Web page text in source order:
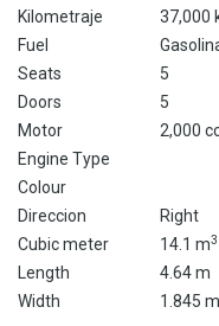
Kilometraje
37,000
Fuel
Seats
5
Doors
5
Motor
2,000
Engine Type
Colour
Direccion
Right
Cubic meter
14.1 m3
Length
4.64 m
Width
1.845 m